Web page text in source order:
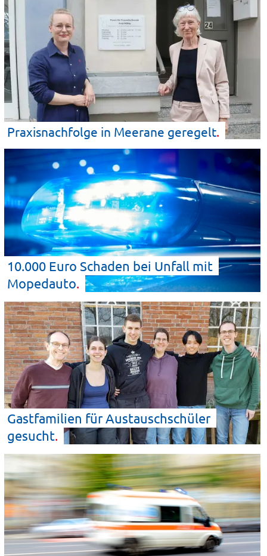
Praxisnachfolge in Meerane geregelt
10.000 Euro Schaden bei Unfall mit
Mopedauto
Gastfamilien für Austauschschüler
gesucht